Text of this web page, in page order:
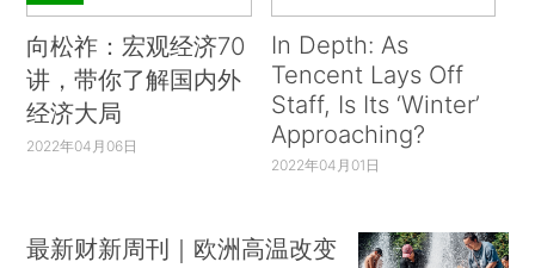
向松祚：宏观经济70
讲，带你了解国内外
经济大局
2022年04月06日
In Depth: As
Tencent Lays Off
Staff, Is Its ‘Winter’
Approaching?
2022年04月01日
最新财新周刊｜欧洲高温改变